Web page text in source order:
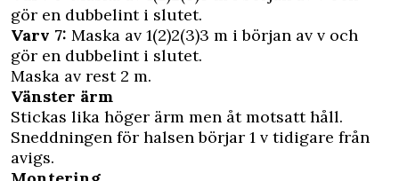
gör en dubbelint i slutet.
Varv 7: Maska av 1(2)2(3)3 m i början av v och
gör en dubbelint i slutet.
Maska av rest 2 m.
Vänster ärm
Stickas lika höger ärm men åt motsatt håll.
Sneddningen för halsen börjar 1 v tidigare från
avigs.